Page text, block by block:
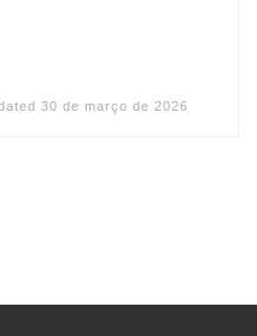
30 de março de 2026